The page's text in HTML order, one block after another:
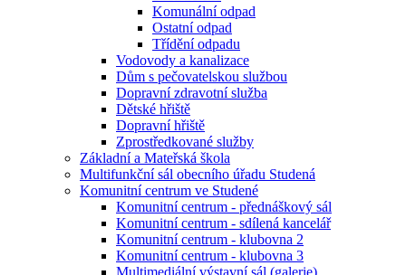
Komunální odpad
Ostatní odpad
Třídění odpadu
Vodovody a kanalizace
Dům s pečovatelskou službou
Dopravní zdravotní služba
Dětské hřiště
Dopravní hřiště
Zprostředkované služby
Základní a Mateřská škola
Multifunkční sál obecního úřadu Studená
Komunitní centrum ve Studené
Komunitní centrum - přednáškový sál
Komunitní centrum - sdílená kancelář
Komunitní centrum - klubovna 2
Komunitní centrum - klubovna 3
Multimediální výstavní sál (galerie)